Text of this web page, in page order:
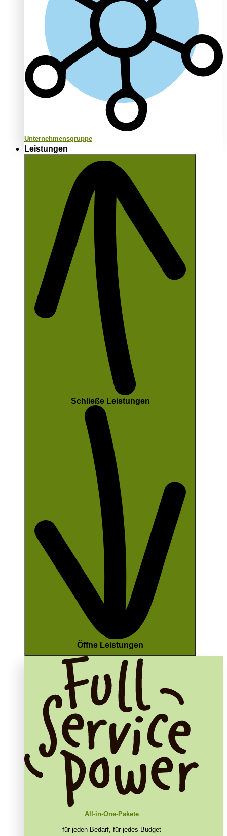
Unternehmensgruppe
Leistungen
Schließe Leistungen
Öffne Leistungen
All-in-One-Pakete
für jeden Bedarf, für jedes Budget